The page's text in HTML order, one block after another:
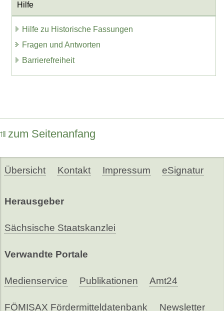
Hilfe
Hilfe zu Historische Fassungen
Fragen und Antworten
Barrierefreiheit
zum Seitenanfang
Übersicht Kontakt Impressum eSignatur
Herausgeber
Sächsische Staatskanzlei
Verwandte Portale
Medienservice Publikationen Amt24
FÖMISAX Fördermitteldatenbank Newsletter